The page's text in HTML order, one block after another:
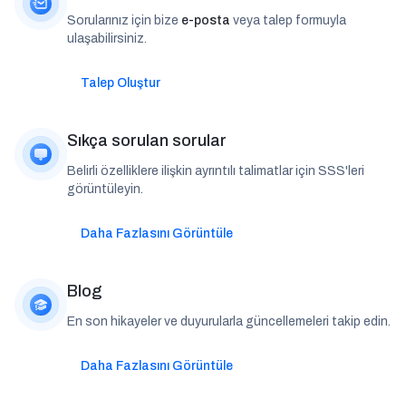
Sorularınız için bize e-posta veya talep formuyla
ulaşabilirsiniz.
Talep Oluştur
Sıkça sorulan sorular
Belirli özelliklere ilişkin ayrıntılı talimatlar için SSS'leri
görüntüleyin.
Daha Fazlasını Görüntüle
Blog
En son hikayeler ve duyurularla güncellemeleri takip edin.
Daha Fazlasını Görüntüle